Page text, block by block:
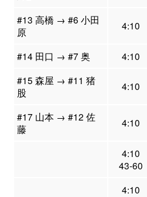
#13 高橋 → #6 小田
原
4:10
#14 田口 → #7 奥
4:10
#15 森屋 → #11 猪
股
4:10
#17 山本 → #12 佐
藤
4:10
4:10
43-60
4:10